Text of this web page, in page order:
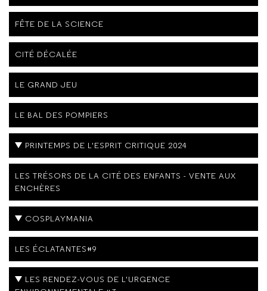
FÊTE DE LA SCIENCE
CITÉ DÉCALÉE
LE GRAND JEU
LE BAL DES POMPIERS
PRINTEMPS DE L'ESPRIT CRITIQUE 2024
LES TRÉSORS DE LA CITÉ DES ENFANTS - VENTE AUX
ENCHÈRES
COSPLAYMANIA
LES ÉCLATANTES#9
LES RENDEZ-VOUS DE L'URGENCE